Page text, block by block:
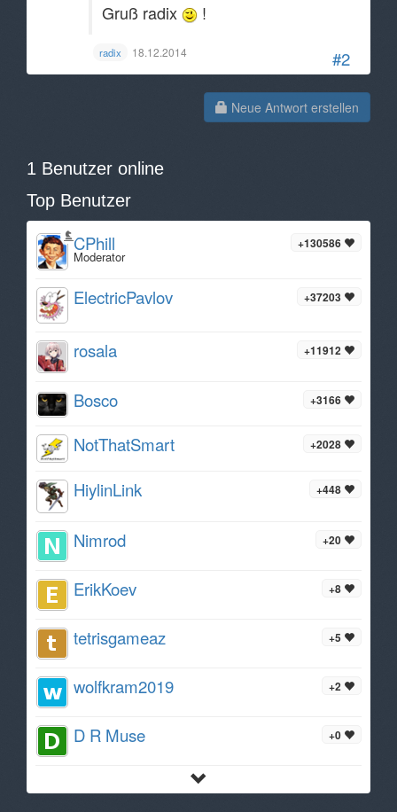
#2
Gruß radix
!
radix 18.12.2014
Neue Antwort erstellen
1 Benutzer online
Top Benutzer
+130586
CPhill
Moderator
+37203
ElectricPavlov
+11912
rosala
+3166
Bosco
+2028
NotThatSmart
+448
HiylinLink
+20
Nimrod
+8
ErikKoev
+5
tetrisgameaz
+2
wolfkram2019
+0
D R Muse